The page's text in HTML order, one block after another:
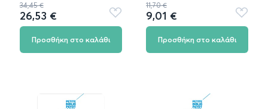
34,45 €
26,53 €
Προσθήκη
στα
Προσθήκη στο καλάθι
11,70 €
9,01 €
στα
Προσθήκη στο καλάθι